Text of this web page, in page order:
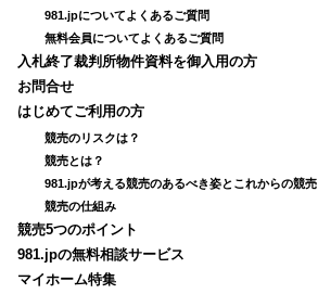
981.jpについてよくあるご質問
無料会員についてよくあるご質問
入札終了裁判所物件資料を御入用の方
お問合せ
はじめてご利用の方
競売のリスクは？
競売とは？
981.jpが考える競売のあるべき姿とこれからの競売
競売の仕組み
競売5つのポイント
981.jpの無料相談サービス
マイホーム特集